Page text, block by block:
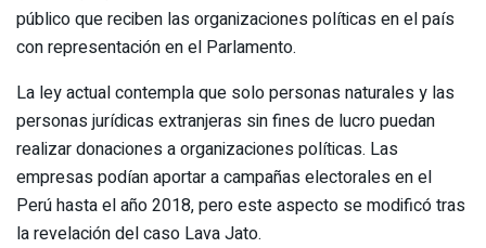
público que reciben las organizaciones políticas en el país
con representación en el Parlamento.
La ley actual contempla que solo personas naturales y las
personas jurídicas extranjeras sin fines de lucro puedan
realizar donaciones a organizaciones políticas. Las
empresas podían aportar a campañas electorales en el
Perú hasta el año 2018, pero este aspecto se modificó tras
la revelación del caso Lava Jato.